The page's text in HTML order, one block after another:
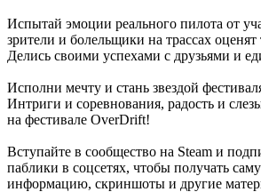
Испытай эмоции реального пилота от
зрители и болельщики на трассах оценят
Делись своими успехами с друзьями и
Исполни мечту и стань звездой
Интриги и соревнования, радость и
на фестивале OverDrift!
Вступайте в сообщество на Steam и
паблики в соцсетях, чтобы получать
информацию, скриншоты и другие